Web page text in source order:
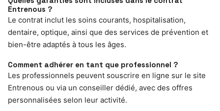
Entrenous ?
Le contrat inclut les soins courants, hospitalisation,
dentaire, optique, ainsi que des services de prévention et
bien-être adaptés à tous les âges.
Comment adhérer en tant que professionnel ?
Les professionnels peuvent souscrire en ligne sur le site
Entrenous ou via un conseiller dédié, avec des offres
personnalisées selon leur activité.